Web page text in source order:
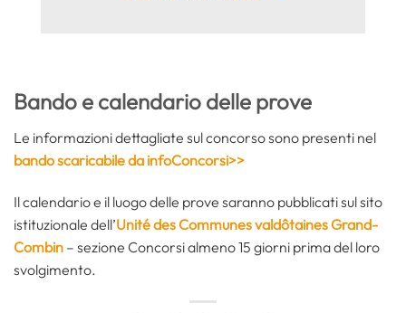
Bando e calendario delle prove
Le informazioni dettagliate sul concorso sono presenti nel
bando scaricabile da infoConcorsi>>
Il calendario e il luogo delle prove saranno pubblicati sul sito
istituzionale dell’Unité des Communes valdôtaines Grand-
Combin – sezione Concorsi almeno 15 giorni prima del loro
svolgimento.